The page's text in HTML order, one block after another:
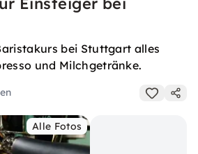
bei Stuttgart alles
und Milchgetränke.
Alle Fotos